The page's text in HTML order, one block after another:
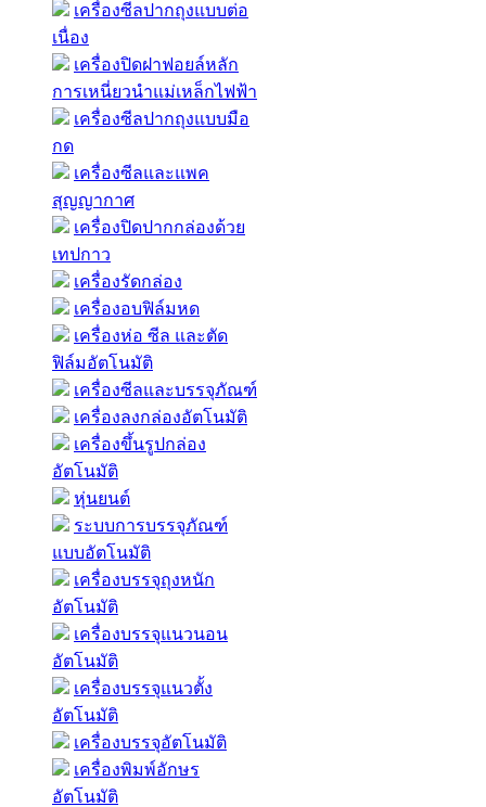
เครื่องซีลปากถุงแบบต่อ
เนื่อง
เครื่องปิดฝาฟอยล์หลัก
การเหนี่ยวนำแม่เหล็กไฟฟ้า
เครื่องซีลปากถุงแบบมือ
กด
เครื่องซีลและแพค
สุญญากาศ
เครื่องปิดปากกล่องด้วย
เทปกาว
เครื่องรัดกล่อง
เครื่องอบฟิล์มหด
เครื่องห่อ ซีล และตัด
ฟิล์มอัตโนมัติ
เครื่องซีลและบรรจุภัณฑ์
เครื่องลงกล่องอัตโนมัติ
เครื่องขึ้นรูปกล่อง
อัตโนมัติ
หุ่นยนต์
ระบบการบรรจุภัณฑ์
แบบอัตโนมัติ
เครื่องบรรจุถุงหนัก
อัตโนมัติ
เครื่องบรรจุแนวนอน
อัตโนมัติ
เครื่องบรรจุแนวตั้ง
อัตโนมัติ
เครื่องบรรจุอัตโนมัติ
เครื่องพิมพ์อักษร
อัตโนมัติ